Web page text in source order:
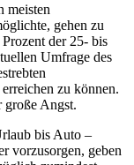
meisten
gehen zu
der 25- bis
Umfrage des
zu können.
große Angst.
bis Auto –
vorzusorgen, geben